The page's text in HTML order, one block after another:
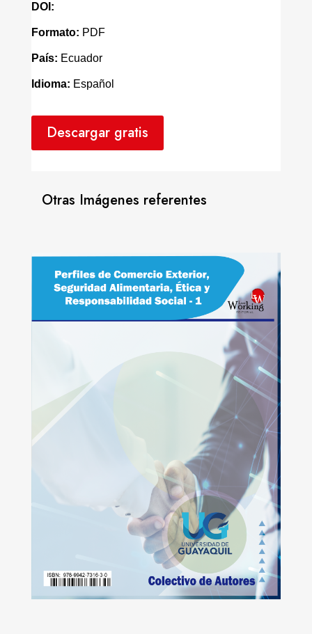
DOI:
Formato: PDF
País: Ecuador
Idioma: Español
Descargar gratis
Otras Imágenes referentes